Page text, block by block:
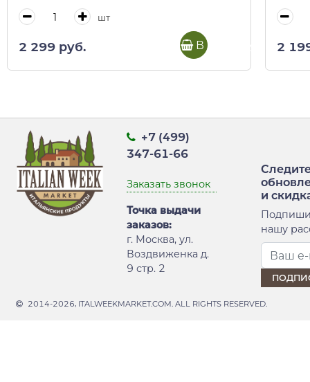
шт
2 299 руб. В корзину 2
+7 (499)
347-61-66
Заказать звонок
Точка выдачи
заказов:
г. Москва, ул.
Воздвиженка д.
9 стр. 2
и
нашу
2014-2026, ITALWEEKMARKET.COM. ALL RIGHTS RESERVED.